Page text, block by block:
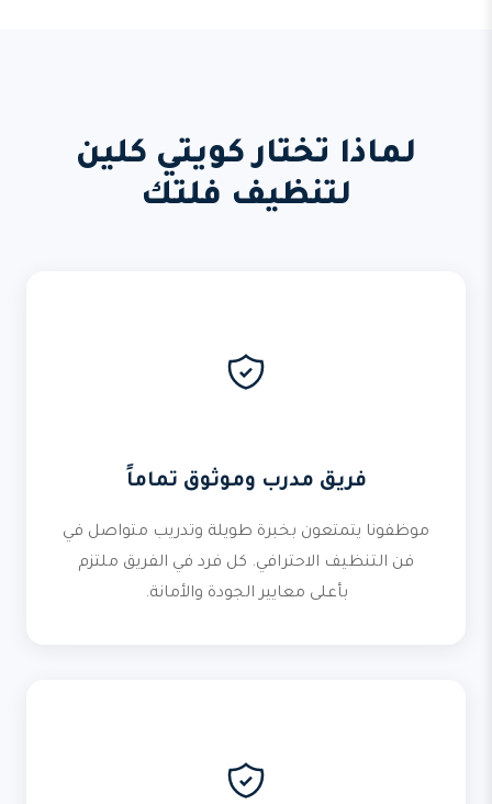
لماذا تختار كويتي كلين
لتنظيف فلتك
فريق مدرب وموثوق تماماً
موظفونا يتمتعون بخبرة طويلة وتدريب متواصل في
فن التنظيف الاحترافي. كل فرد في الفريق ملتزم
بأعلى معايير الجودة والأمانة.